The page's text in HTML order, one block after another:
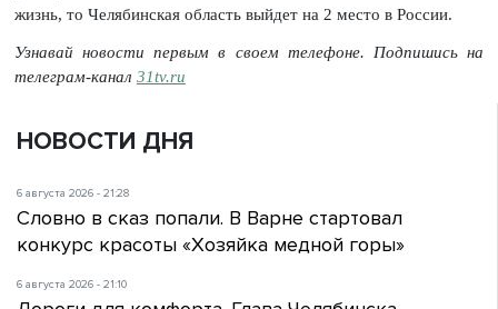
жизнь, то Челябинская область выйдет на 2 место в России.
Узнавай новости первым в своем телефоне. Подпишись на
телеграм-канал 31tv.ru
НОВОСТИ ДНЯ
6 августа 2026 - 21:28
Словно в сказ попали. В Варне стартовал
конкурс красоты «Хозяйка медной горы»
6 августа 2026 - 21:10